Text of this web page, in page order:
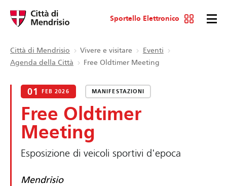
Sportello Elettronico
Città di Mendrisio Vivere e visitare
Eventi
Agenda della Città
Free Oldtimer Meeting
01 FEB 2026 MANIFESTAZIONI
Free Oldtimer
Meeting
Esposizione di veicoli sportivi d'epoca
Mendrisio